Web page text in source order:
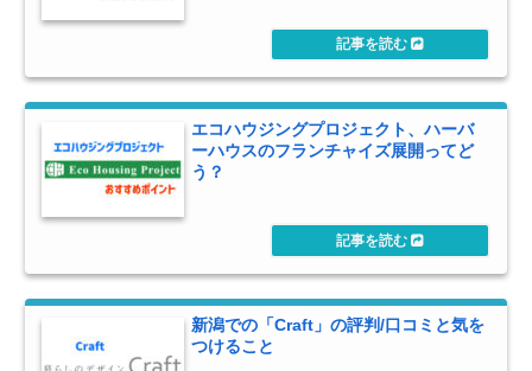
エコハウジングプロジェクト、ハーバ
ーハウスのフランチャイズ展開ってど
う？
新潟での「Craft」の評判/口コミと気を
つけること